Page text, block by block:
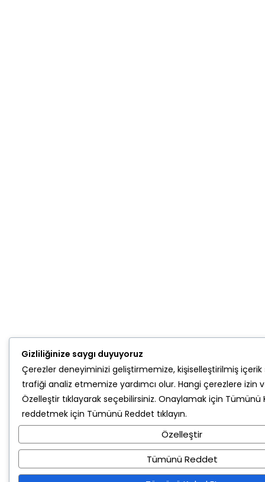
Gizliliğinize saygı duyuyoruz
Çerezler deneyiminizi geliştirmemize, kişiselleştirilmiş içerik
trafiği analiz etmemize yardımcı olur. Hangi çerezlere izin
Özelleştir tıklayarak seçebilirsiniz. Onaylamak için Tümünü
reddetmek için Tümünü Reddet tıklayın.
Özelleştir
Tümünü Reddet